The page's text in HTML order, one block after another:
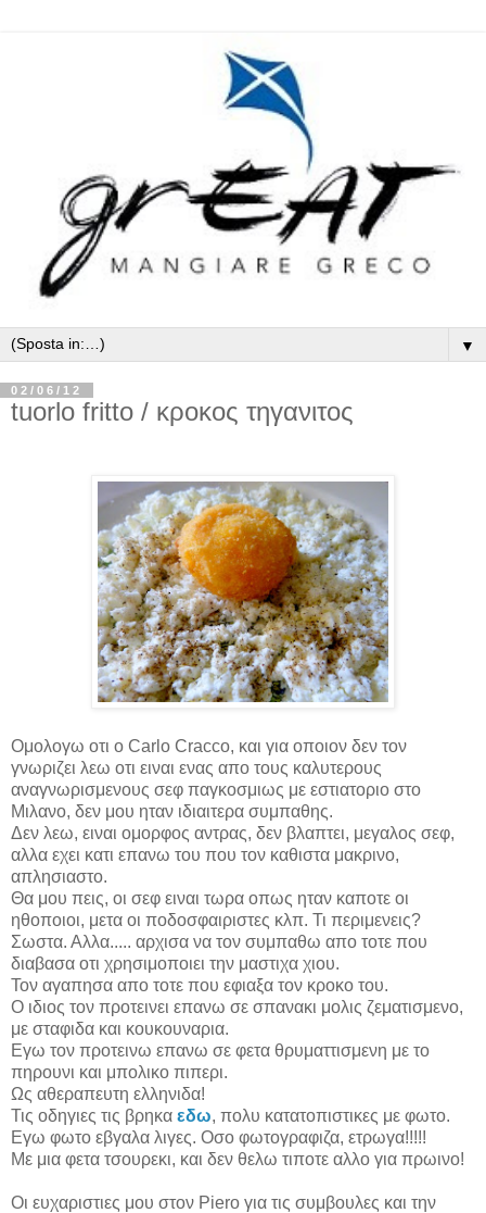
▼
02/06/12
tuorlo fritto / κροκος τηγανιτος
Ομολογω οτι ο Carlo Cracco, και για οποιον δεν τον
γνωριζει λεω οτι ειναι ενας απο τους καλυτερους
αναγνωρισμενους σεφ παγκοσμιως με εστιατοριο στο
Μιλανο, δεν μου ηταν ιδιαιτερα συμπαθης.
Δεν λεω, ειναι ομορφος αντρας, δεν βλαπτει, μεγαλος σεφ,
αλλα εχει κατι επανω του που τον καθιστα μακρινο,
απλησιαστο.
Θα μου πεις, οι σεφ ειναι τωρα οπως ηταν καποτε οι
ηθοποιοι, μετα οι ποδοσφαιριστες κλπ. Τι περιμενεις?
Σωστα. Αλλα..... αρχισα να τον συμπαθω απο τοτε που
διαβασα οτι χρησιμοποιει την μαστιχα χιου.
Τον αγαπησα απο τοτε που εφιαξα τον κροκο του.
Ο ιδιος τον προτεινει επανω σε σπανακι μολις ζεματισμενο,
με σταφιδα και κουκουναρια.
Εγω τον προτεινω επανω σε φετα θρυματτισμενη με το
πηρουνι και μπολικο πιπερι.
Ως αθεραπευτη ελληνιδα!
Τις οδηγιες τις βρηκα εδω, πολυ κατατοπιστικες με φωτο.
Εγω φωτο εβγαλα λιγες. Οσο φωτογραφιζα, ετρωγα!!!!!
Με μια φετα τσουρεκι, και δεν θελω τιποτε αλλο για πρωινο!
Οι ευχαριστιες μου στον Piero για τις συμβουλες και την